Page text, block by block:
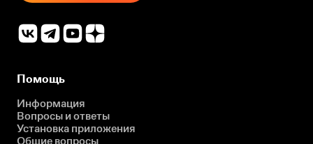
Помощь
Информация
Вопросы и ответы
Установка приложения
Общие вопросы